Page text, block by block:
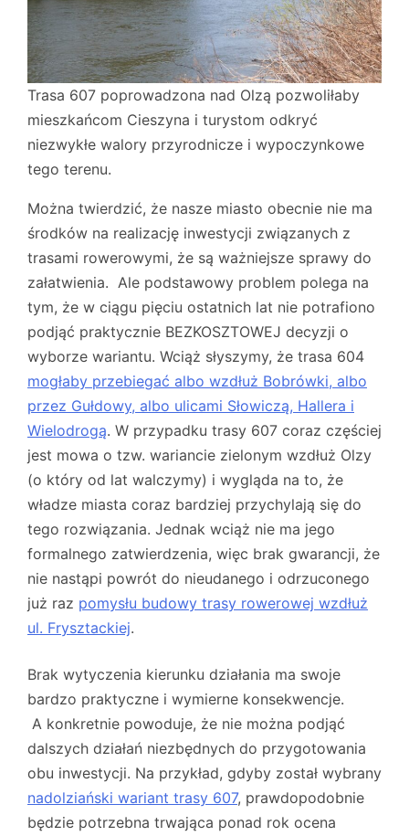
Trasa 607 poprowadzona nad Olzą pozwoliłaby
mieszkańcom Cieszyna i turystom odkryć
niezwykłe walory przyrodnicze i wypoczynkowe
tego terenu.
Można twierdzić, że nasze miasto obecnie nie ma
środków na realizację inwestycji związanych z
trasami rowerowymi, że są ważniejsze sprawy do
załatwienia. Ale podstawowy problem polega na
tym, że w ciągu pięciu ostatnich lat nie potrafiono
podjąć praktycznie BEZKOSZTOWEJ decyzji o
wyborze wariantu. Wciąż słyszymy, że trasa 604
mogłaby przebiegać albo wzdłuż Bobrówki, albo
przez Gułdowy, albo ulicami Słowiczą, Hallera i
Wielodrogą. W przypadku trasy 607 coraz częściej
jest mowa o tzw. wariancie zielonym wzdłuż Olzy
(o który od lat walczymy) i wygląda na to, że
władze miasta coraz bardziej przychylają się do
tego rozwiązania. Jednak wciąż nie ma jego
formalnego zatwierdzenia, więc brak gwarancji, że
nie nastąpi powrót do nieudanego i odrzuconego
już raz pomysłu budowy trasy rowerowej wzdłuż
ul. Frysztackiej.
Brak wytyczenia kierunku działania ma swoje
bardzo praktyczne i wymierne konsekwencje.
A konkretnie powoduje, że nie można podjąć
dalszych działań niezbędnych do przygotowania
obu inwestycji. Na przykład, gdyby został wybrany
nadolziański wariant trasy 607, prawdopodobnie
będzie potrzebna trwająca ponad rok ocena